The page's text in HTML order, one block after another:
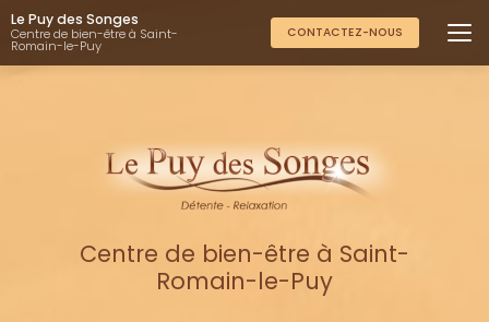
Aller
au
contenu
principal
Le Puy des Songes
Centre de bien-être à Saint-
Romain-le-Puy
CONTACTEZ-NOUS
Centre de bien-être à Saint-
Romain-le-Puy